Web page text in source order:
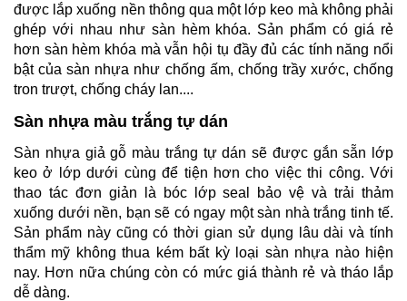
được lắp xuống nền thông qua một lớp keo mà không phải
ghép với nhau như sàn hèm khóa. Sản phẩm có giá rẻ
hơn sàn hèm khóa mà vẫn hội tụ đầy đủ các tính năng nổi
bật của sàn nhựa như chống ấm, chống trầy xước, chống
tron trượt, chống cháy lan....
Sàn nhựa màu trắng tự dán
Sàn nhựa giả gỗ màu trắng tự dán sẽ được gắn sẵn lớp
keo ở lớp dưới cùng để tiện hơn cho việc thi công. Với
thao tác đơn giản là bóc lớp seal bảo vệ và trải thảm
xuống dưới nền, bạn sẽ có ngay một sàn nhà trắng tinh tế.
Sản phẩm này cũng có thời gian sử dụng lâu dài và tính
thẩm mỹ không thua kém bất kỳ loại sàn nhựa nào hiện
nay. Hơn nữa chúng còn có mức giá thành rẻ và tháo lắp
dễ dàng.